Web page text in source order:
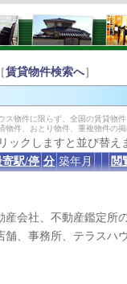
賃貸物件検索へ］
物件に限らず、全国の賃貸
件、おとり物件、重複物件の
クしますと並び替え
寄駅/停 分 築年月 閲
会社、不動産鑑定所
、事務所、テラスハ